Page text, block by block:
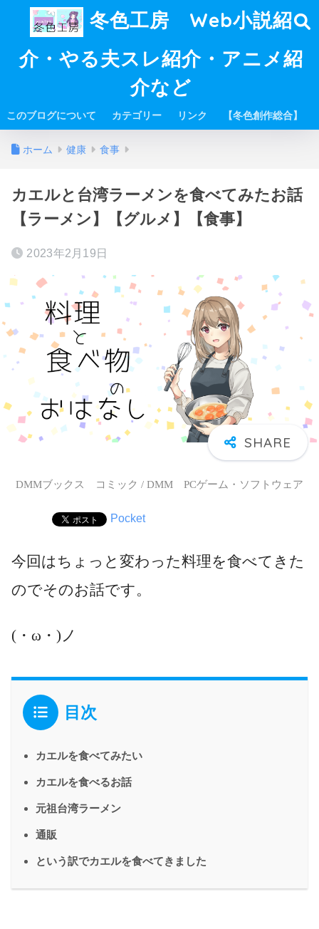
冬色工房 Web小説紹
介・やる夫スレ紹介・アニメ紹
介など
このブログについて カテゴリー リンク 【冬色創作総合】
ホーム 健康 食事
カエルと台湾ラーメンを食べてみたお話
【ラーメン】【グルメ】【食事】
2023年2月19日
DMMブックス コミック / DMM PCゲーム・ソフトウェア
Pocket
今回はちょっと変わった料理を食べてきた
のでそのお話です。
(・ω・)ノ
目次
カエルを食べてみたい
カエルを食べるお話
元祖台湾ラーメン
通販
という訳でカエルを食べてきました